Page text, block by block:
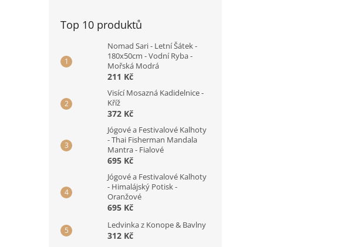
Top 10 produktů
Nomad Sari - Letní Šátek -
180x50cm - Vodní Ryba -
Mořská Modrá
211 Kč
Visící Mosazná Kadidelnice -
Kříž
372 Kč
Jógové a Festivalové Kalhoty
- Thai Fisherman Mandala
Mantra - Fialové
695 Kč
Jógové a Festivalové Kalhoty
- Himalájský Potisk -
Oranžové
695 Kč
Ledvinka z Konope & Bavlny
312 Kč